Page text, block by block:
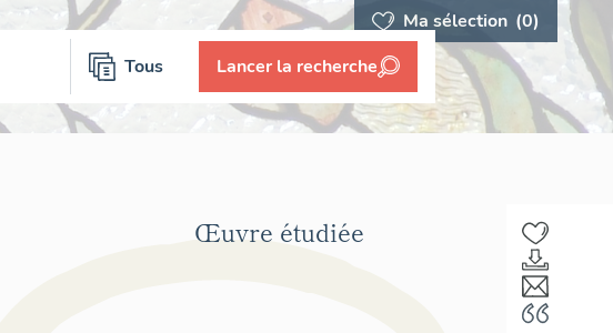
Ma sélection (0)
Tous Lancer la recherche
Œuvre étudiée